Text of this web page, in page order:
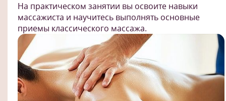
На практическом занятии вы освоите навыки
массажиста и научитесь выполнять основные
приемы классического массажа.